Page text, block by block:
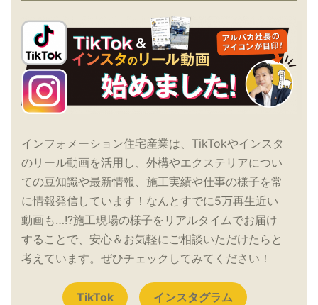
インフォメーション住宅産業は、TikTokやインスタ
のリール動画を活用し、外構やエクステリアについ
ての豆知識や最新情報、施工実績や仕事の様子を常
に情報発信しています！なんとすでに5万再生近い
動画も…!?施工現場の様子をリアルタイムでお届け
することで、安心＆お気軽にご相談いただけたらと
考えています。ぜひチェックしてみてください！
TikTok インスタグラム